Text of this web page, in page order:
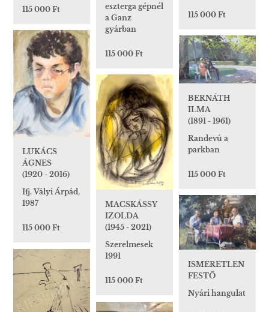
115 000 Ft
115 000 Ft
eszterga gépnél
a Ganz
gyárban
115 000 Ft
LUKÁCS
ÁGNES
(1920 - 2016)
Ifj. Vályi Árpád,
1987
115 000 Ft
BERNÁTH
ILMA
(1891 - 1961)
Randevú a
parkban
115 000 Ft
MACSKÁSSY
IZOLDA
(1945 - 2021)
Szerelmesek
1991
115 000 Ft
ISMERETLEN
FESTŐ
Nyári hangulat